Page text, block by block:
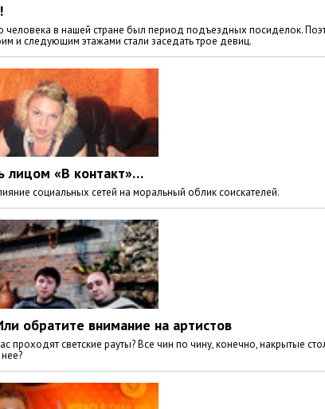
человека в нашей стране был период подъездных посиделок.
и следующим этажами стали заседать трое девиц.
лицом «В контакт»…
социальных сетей на моральный облик соискателей.
обратите внимание на артистов
проходят светские рауты? Все чин по чину, конечно, накрытые